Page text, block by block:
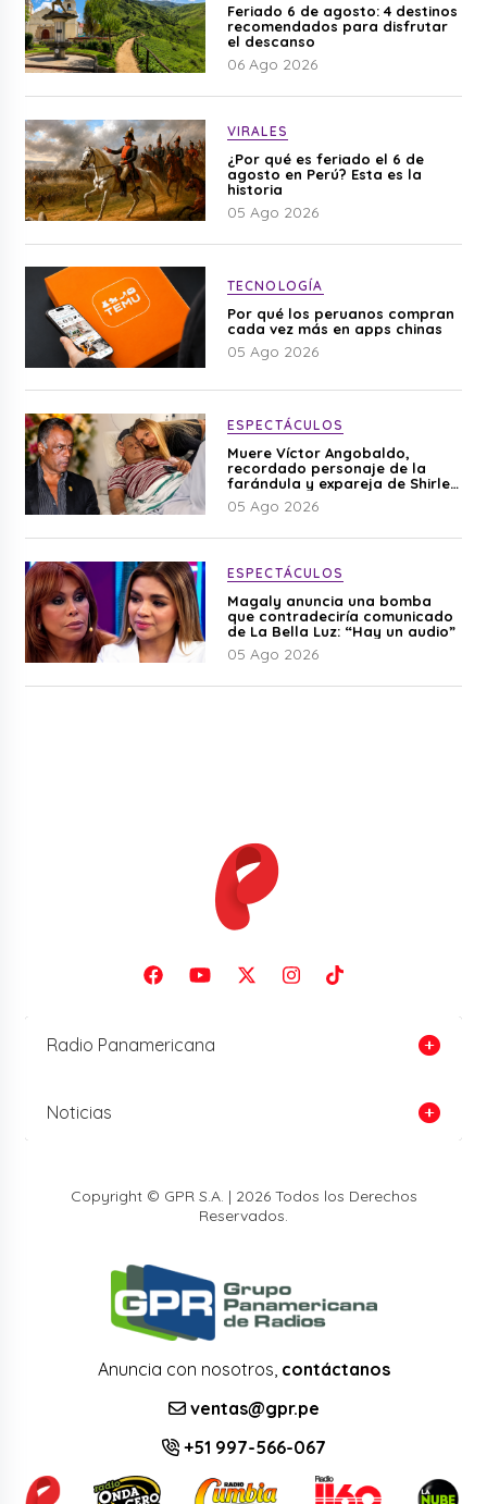
Feriado 6 de agosto: 4 destinos
recomendados para disfrutar
el descanso
06 Ago 2026
VIRALES
¿Por qué es feriado el 6 de
agosto en Perú? Esta es la
historia
05 Ago 2026
TECNOLOGÍA
Por qué los peruanos compran
cada vez más en apps chinas
05 Ago 2026
ESPECTÁCULOS
Muere Víctor Angobaldo,
recordado personaje de la
farándula y expareja de Shirley
Cherres
05 Ago 2026
ESPECTÁCULOS
Magaly anuncia una bomba
que contradeciría comunicado
de La Bella Luz: “Hay un audio”
05 Ago 2026
Radio Panamericana
Noticias
Copyright © GPR S.A. | 2026 Todos los Derechos
Reservados.
Anuncia con nosotros, contáctanos
ventas@gpr.pe
+51 997-566-067